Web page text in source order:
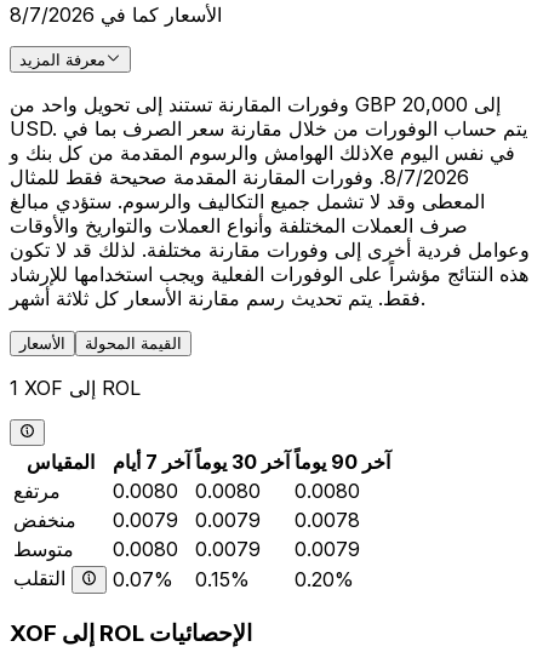
الأسعار كما في 8/7/2026
معرفة المزيد
وفورات المقارنة تستند إلى تحويل واحد من GBP 20,000 إلى
USD. يتم حساب الوفورات من خلال مقارنة سعر الصرف بما في
ذلك الهوامش والرسوم المقدمة من كل بنك وXe في نفس اليوم
8/7/2026. وفورات المقارنة المقدمة صحيحة فقط للمثال
المعطى وقد لا تشمل جميع التكاليف والرسوم. ستؤدي مبالغ
صرف العملات المختلفة وأنواع العملات والتواريخ والأوقات
وعوامل فردية أخرى إلى وفورات مقارنة مختلفة. لذلك قد لا تكون
هذه النتائج مؤشراً على الوفورات الفعلية ويجب استخدامها للإرشاد
فقط. يتم تحديث رسم مقارنة الأسعار كل ثلاثة أشهر.
الأسعار القيمة المحولة
1 XOF إلى ROL
المقياس آخر 7 أيام آخر 30 يوماً
آخر 90 يوماً
مرتفع
0.0080 0.0080
0.0080
منخفض
0.0079 0.0079
0.0078
متوسط
0.0080 0.0079
0.0079
التقلب
0.07% 0.15% 0.20%
XOF إلى ROL الإحصائيات